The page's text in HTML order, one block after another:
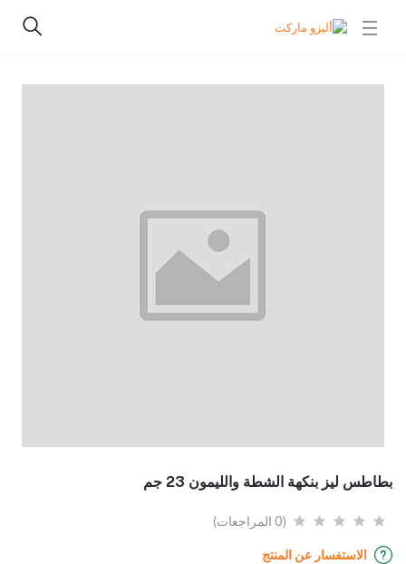
بطاطس ليز بنكهة الشطة والليمون 23 جم
(0 المراجعات)
الاستفسار عن المنتج